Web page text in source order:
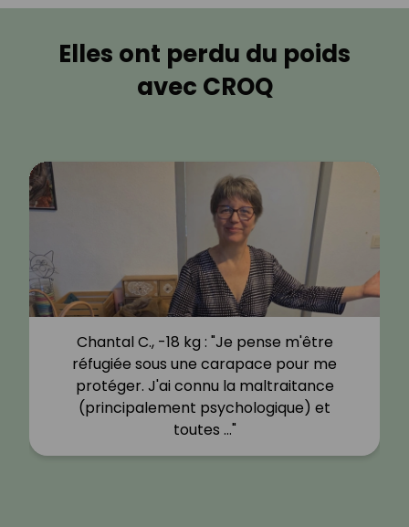
Elles ont perdu du poids
avec CROQ
Chantal C., -18 kg : "Je pense m'être
réfugiée sous une carapace pour me
protéger. J'ai connu la maltraitance
(principalement psychologique) et
toutes …"